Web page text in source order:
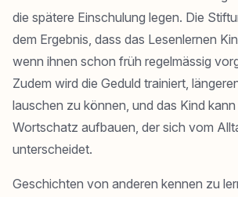
die spätere Einschulung legen. Die
dem Ergebnis, dass das Lesenlernen
wenn ihnen schon früh regelmässig
Zudem wird die Geduld trainiert,
lauschen zu können, und das Kind
Wortschatz aufbauen, der sich vom
unterscheidet.
Geschichten von anderen kennen zu